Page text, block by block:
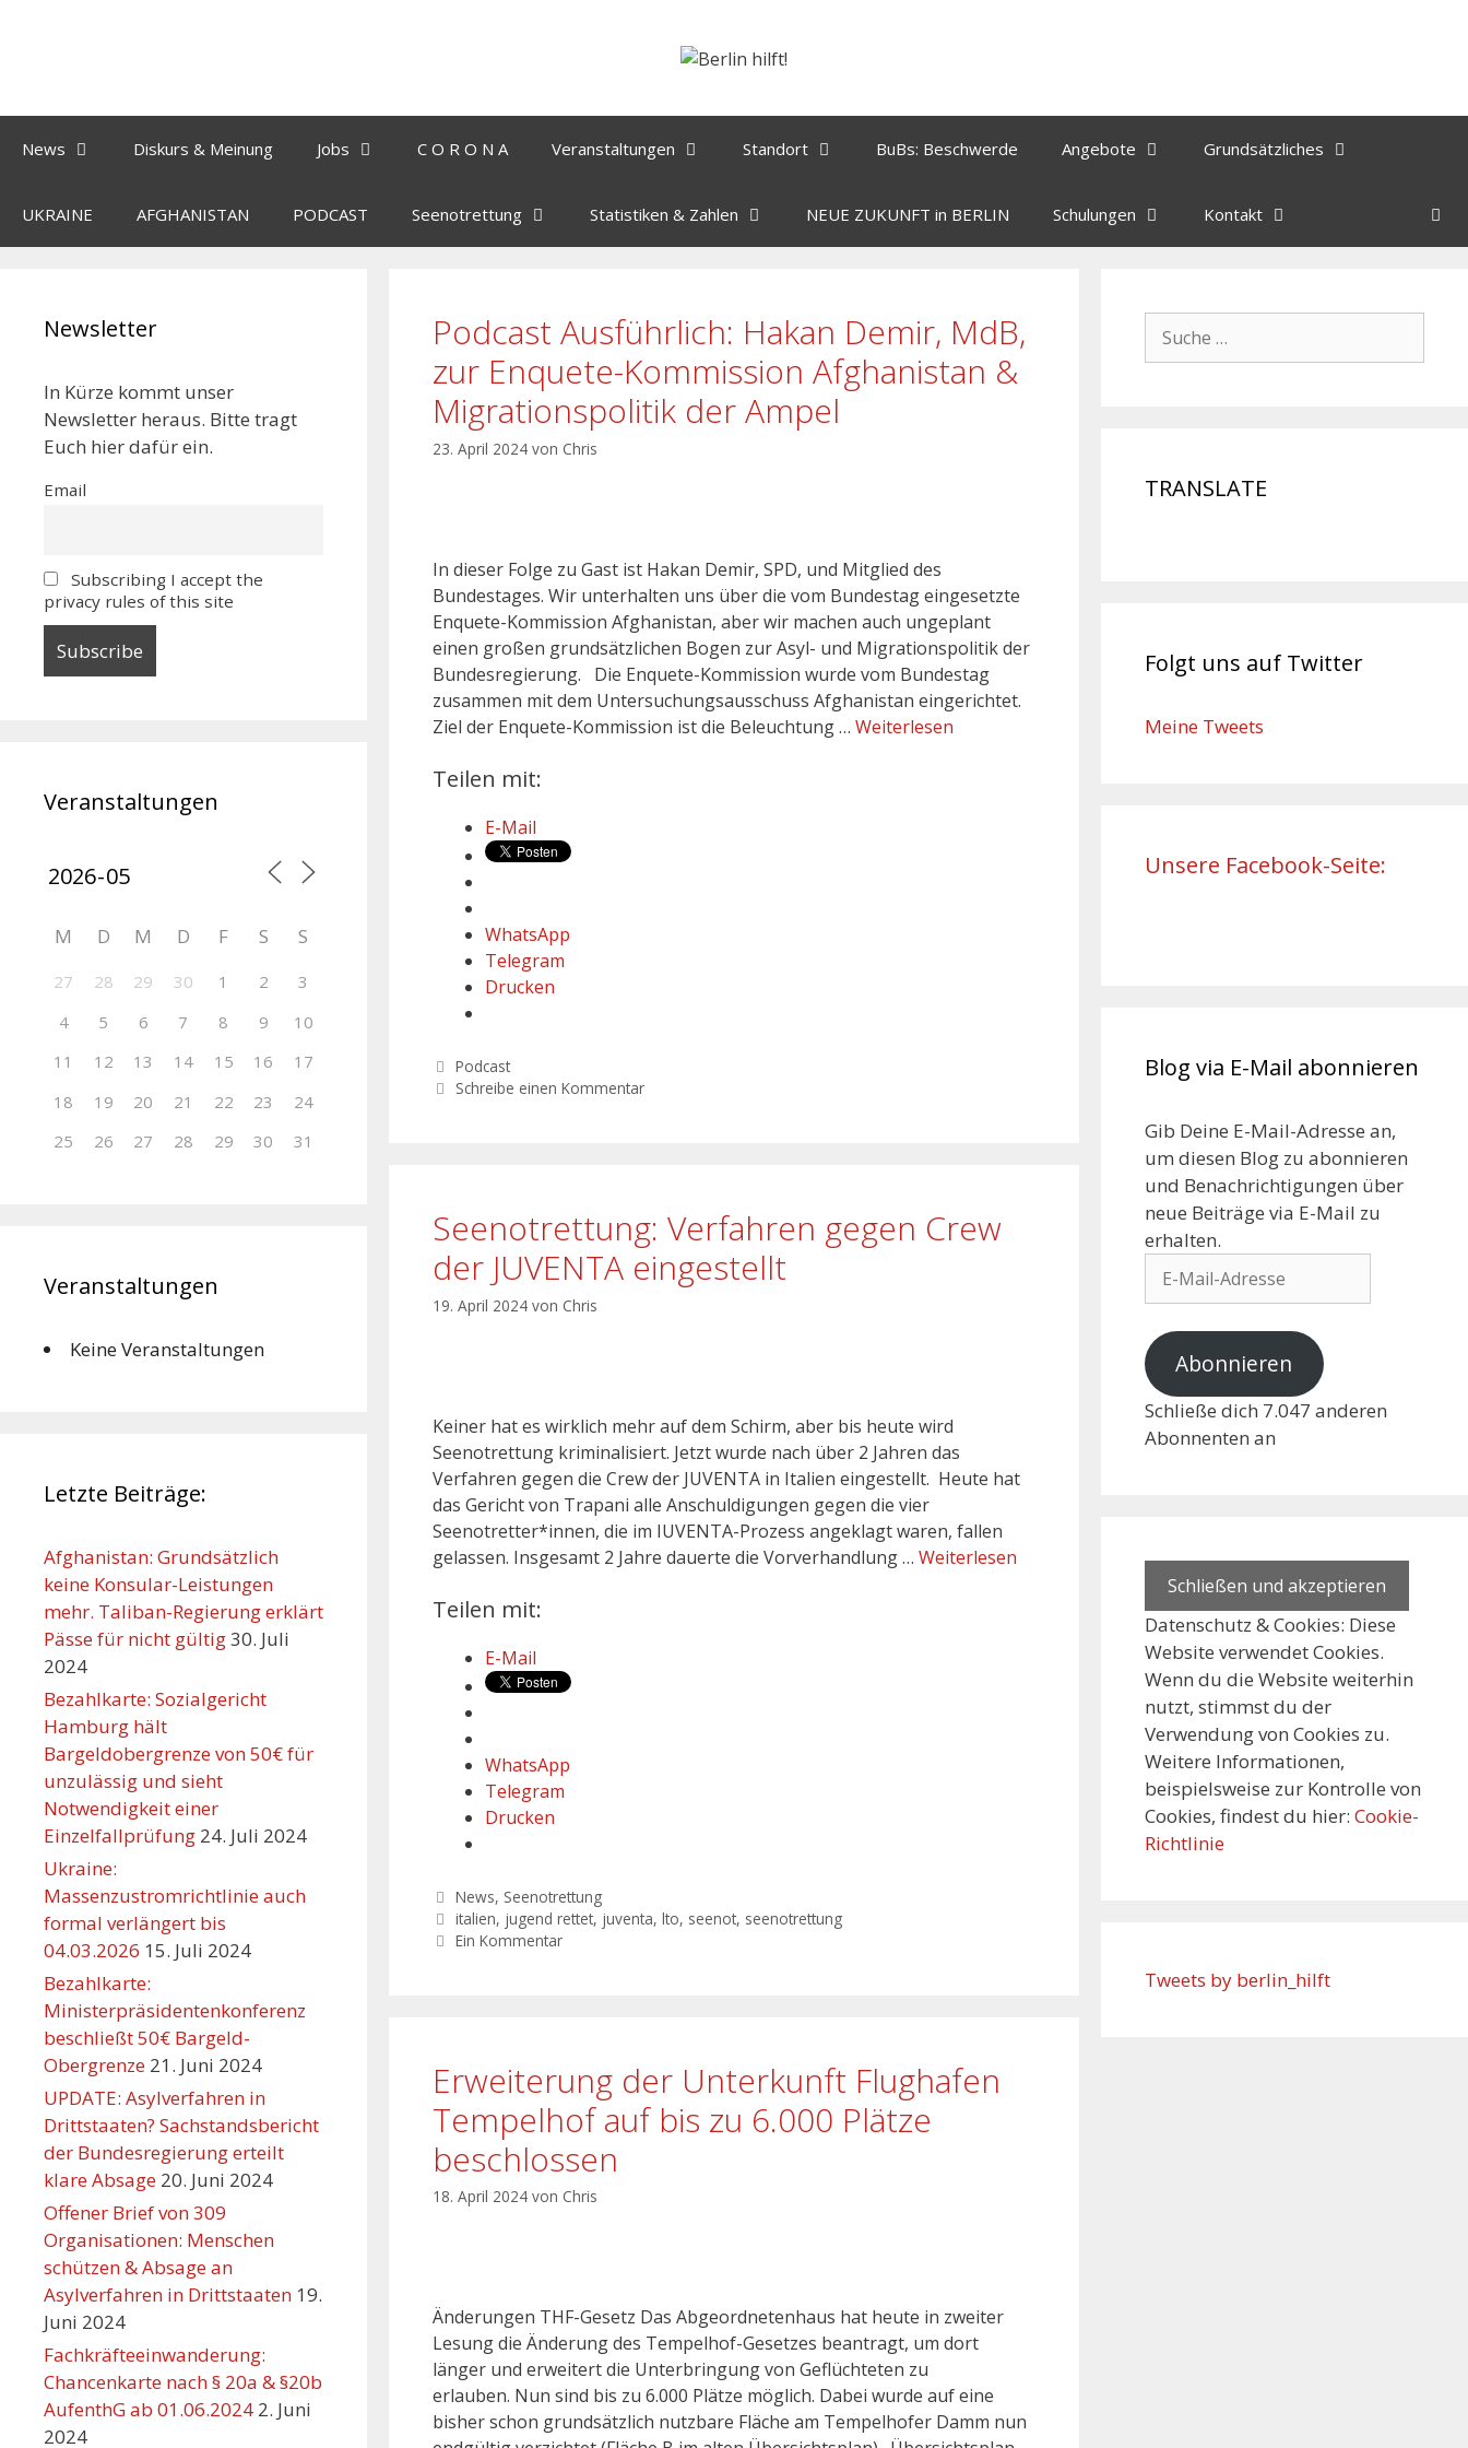
News Diskurs & Meinung Jobs C O R O N A Veranstaltungen Standort BuBs: Beschwerde Angebote Grundsätzliches
UKRAINE AFGHANISTAN PODCAST Seenotrettung Statistiken & Zahlen NEUE ZUKUNFT in BERLIN Schulungen Kontakt
Podcast Ausführlich: Hakan Demir, MdB,
zur Enquete-Kommission Afghanistan &
Migrationspolitik der Ampel
23. April 2024 von Chris
In dieser Folge zu Gast ist Hakan Demir, SPD, und Mitglied des
Bundestages. Wir unterhalten uns über die vom Bundestag eingesetzte
Enquete-Kommission Afghanistan, aber wir machen auch ungeplant
einen großen grundsätzlichen Bogen zur Asyl- und Migrationspolitik der
Bundesregierung. Die Enquete-Kommission wurde vom Bundestag
zusammen mit dem Untersuchungsausschuss Afghanistan eingerichtet.
Ziel der Enquete-Kommission ist die Beleuchtung … Weiterlesen
Teilen mit:
E-Mail
WhatsApp
Telegram
Drucken
Kategorien
Podcast
Schreibe einen Kommentar
Seenotrettung: Verfahren gegen Crew
der JUVENTA eingestellt
19. April 2024 von Chris
Keiner hat es wirklich mehr auf dem Schirm, aber bis heute wird
Seenotrettung kriminalisiert. Jetzt wurde nach über 2 Jahren das
Verfahren gegen die Crew der JUVENTA in Italien eingestellt. Heute hat
das Gericht von Trapani alle Anschuldigungen gegen die vier
Seenotretter*innen, die im IUVENTA-Prozess angeklagt waren, fallen
gelassen. Insgesamt 2 Jahre dauerte die Vorverhandlung … Weiterlesen
Teilen mit:
E-Mail
WhatsApp
Telegram
Drucken
Kategorien
News, Seenotrettung
Schlagwörter
italien, jugend rettet, juventa,lto, seenot, seenotrettung
Ein Kommentar
Erweiterung der Unterkunft Flughafen
Tempelhof auf bis zu 6.000 Plätze
beschlossen
18. April 2024 von Chris
Änderungen THF-Gesetz Das Abgeordnetenhaus hat heute in zweiter
Lesung die Änderung des Tempelhof-Gesetzes beantragt, um dort
länger und erweitert die Unterbringung von Geflüchteten zu
erlauben. Nun sind bis zu 6.000 Plätze möglich. Dabei wurde auf eine
bisher schon grundsätzlich nutzbare Fläche am Tempelhofer Damm nun
Newsletter
In Kürze kommt unser
Newsletter heraus. Bitte tragt
Euch hier dafür ein.
Email
Subscribing I accept the
privacy rules of this site
Veranstaltungen
M D M D F S S
27 28 29 30 1 2
3
4
5 6 7 8 9
10
11
12 13 14 15 16
17
18
19 20 21 22 23
24
25
26 27 28 29 30 31
Veranstaltungen
Keine Veranstaltungen
Letzte Beiträge:
Afghanistan: Grundsätzlich
keine Konsular-Leistungen
mehr. Taliban-Regierung erklärt
Pässe für nicht gültig30. Juli
2024
Bezahlkarte: Sozialgericht
Hamburg hält
Bargeldobergrenze von 50€ für
unzulässig und sieht
Notwendigkeit einer
Einzelfallprüfung 24. Juli 2024
Ukraine:
Massenzustromrichtlinie auch
formal verlängert bis
04.03.2026 15. Juli 2024
Bezahlkarte:
Ministerpräsidentenkonferenz
beschließt 50€ Bargeld-
Obergrenze 21. Juni 2024
UPDATE: Asylverfahren in
Drittstaaten? Sachstandsbericht
der Bundesregierung erteilt
klare Absage 20. Juni 2024
Offener Brief von 309
Organisationen: Menschen
schützen & Absage an
Asylverfahren in Drittstaaten 19.
Juni 2024
Fachkräfteeinwanderung:
Chancenkarte nach § 20a & §20b
AufenthG ab 01.06.2024 2. Juni
2024
Suche
nach:
TRANSLATE
Folgt uns auf Twitter
Meine Tweets
Unsere Facebook-Seite:
Blog via E-Mail abonnieren
Gib Deine E-Mail-Adresse an,
um diesen Blog zu abonnieren
und Benachrichtigungen über
neue Beiträge via E-Mail zu
erhalten.
Mail-
Abonnieren
Schließe dich 7.047 anderen
Abonnenten an
Datenschutz & Cookies: Diese
Website verwendet Cookies.
Wenn du die Website weiterhin
nutzt, stimmst du der
Verwendung von Cookies zu.
Weitere Informationen,
beispielsweise zur Kontrolle von
Cookies, findest du hier: Cookie-
Richtlinie
Tweets by berlin_hilft